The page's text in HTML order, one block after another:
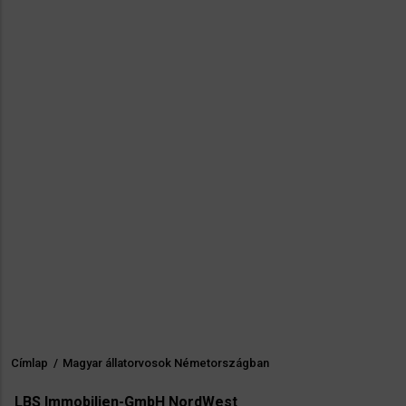
Morzsa
Címlap / Magyar állatorvosok Németországban
LBS Immobilien-GmbH NordWest